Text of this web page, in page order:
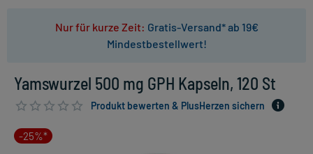
Nur für kurze Zeit: Gratis-Versand* ab 19€
Mindestbestellwert!
Yamswurzel 500 mg GPH Kapseln, 120 St
Produkt bewerten & PlusHerzen sichern
-25%*